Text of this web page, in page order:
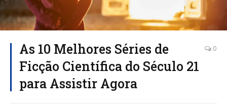
As 10 Melhores Séries de
Ficção Científica do Século 21
para Assistir Agora
0